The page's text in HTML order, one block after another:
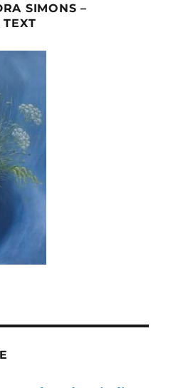
SIMONS –